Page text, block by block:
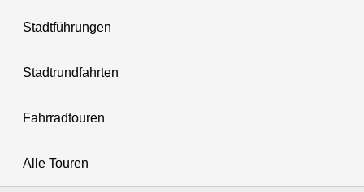
Stadtführungen
Stadtrundfahrten
Fahrradtouren
Alle Touren